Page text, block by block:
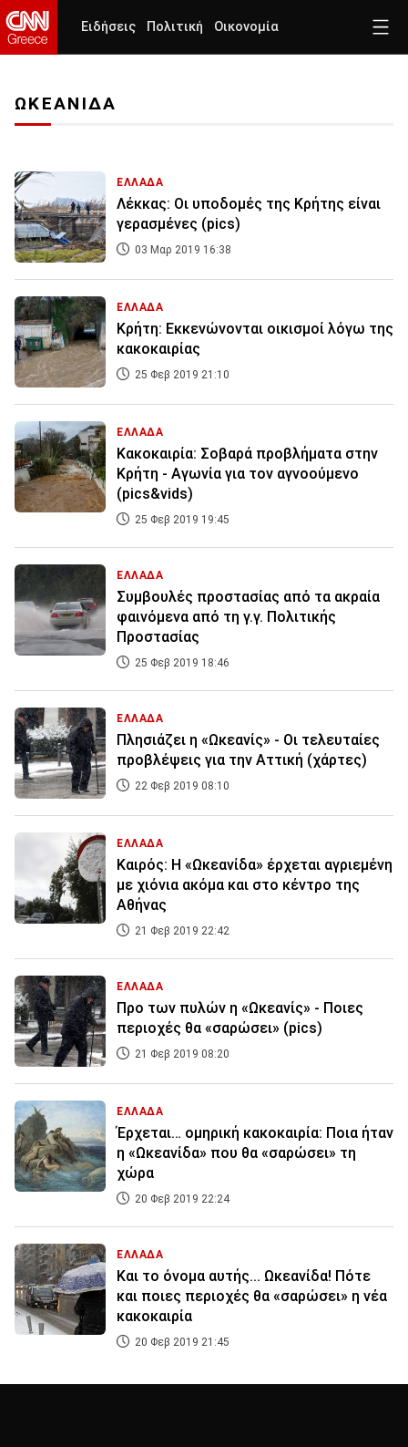
Ειδήσεις Πολιτική Οικονομία
ΩΚΕΑΝΙΔΑ
ΕΛΛΑΔΑ
Λέκκας: Οι υποδομές της Κρήτης είναι
γερασμένες (pics)
03 Μαρ 2019 16:38
ΕΛΛΑΔΑ
Κρήτη: Εκκενώνονται οικισμοί λόγω της
κακοκαιρίας
25 Φεβ 2019 21:10
ΕΛΛΑΔΑ
Κακοκαιρία: Σοβαρά προβλήματα στην
Κρήτη - Αγωνία για τον αγνοούμενο
(pics&vids)
25 Φεβ 2019 19:45
ΕΛΛΑΔΑ
Συμβουλές προστασίας από τα ακραία
φαινόμενα από τη γ.γ. Πολιτικής
Προστασίας
25 Φεβ 2019 18:46
ΕΛΛΑΔΑ
Πλησιάζει η «Ωκεανίς» - Οι τελευταίες
προβλέψεις για την Αττική (χάρτες)
22 Φεβ 2019 08:10
ΕΛΛΑΔΑ
Καιρός: Η «Ωκεανίδα» έρχεται αγριεμένη
με χιόνια ακόμα και στο κέντρο της
Αθήνας
21 Φεβ 2019 22:42
ΕΛΛΑΔΑ
Προ των πυλών η «Ωκεανίς» - Ποιες
περιοχές θα «σαρώσει» (pics)
21 Φεβ 2019 08:20
ΕΛΛΑΔΑ
Έρχεται… ομηρική κακοκαιρία: Ποια ήταν
η «Ωκεανίδα» που θα «σαρώσει» τη
χώρα
20 Φεβ 2019 22:24
ΕΛΛΑΔΑ
Και το όνομα αυτής... Ωκεανίδα! Πότε
και ποιες περιοχές θα «σαρώσει» η νέα
κακοκαιρία
20 Φεβ 2019 21:45